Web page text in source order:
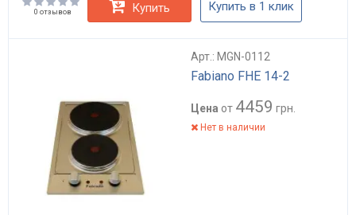
0 отзывов Купить Купить в 1 клик
Арт.: MGN-0112
Fabiano FHE 14-2
Цена от 4459 грн.
Нет в наличии